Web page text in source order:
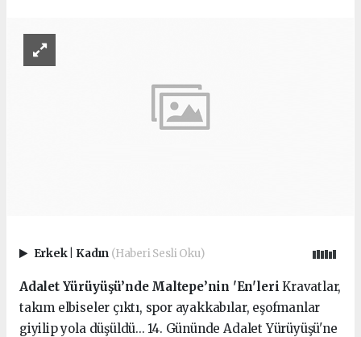
Erkek Kadın (Haberi Sesli Oku)
Adalet Yürüyüşü’nde Maltepe’nin 'En'leri Kravatlar,
takım elbiseler çıktı, spor ayakkabılar, eşofmanlar
giyilip yola düşüldü... 14. Gününde Adalet Yürüyüşü'ne